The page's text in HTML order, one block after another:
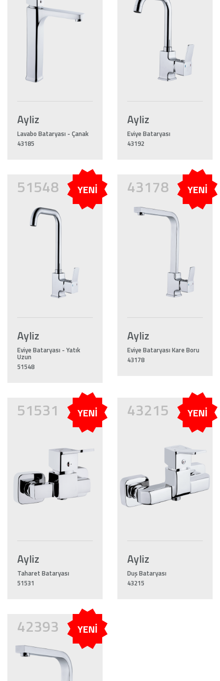
Ayliz
Lavabo Bataryası - Çanak
43185
Ayliz
Eviye Bataryası
43192
51548 YENİ
Ayliz
Eviye Bataryası - Yatık
Uzun
51548
43178 YENİ
Ayliz
Eviye Bataryası Kare Boru
43178
51531 YENİ
Ayliz
Taharet Bataryası
51531
43215 YENİ
Ayliz
Duş Bataryası
43215
42393 YENİ